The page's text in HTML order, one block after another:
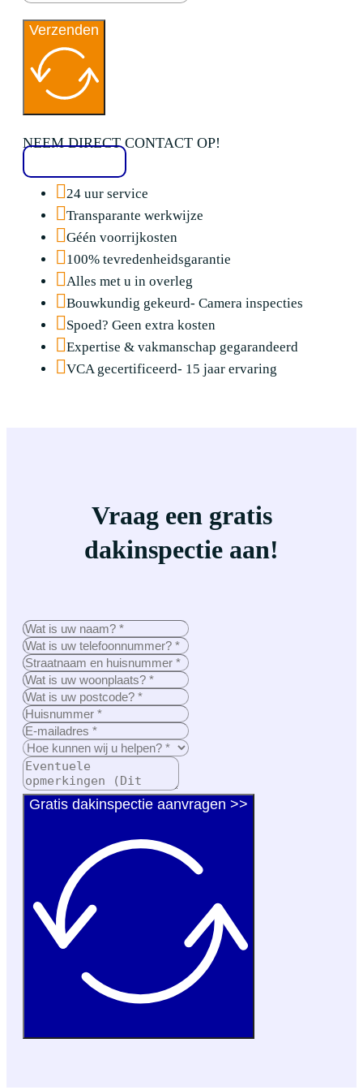
Verzenden
NEEM DIRECT CONTACT OP!
24 uur service
Transparante werkwijze
Géén voorrijkosten
100% tevredenheidsgarantie
Alles met u in overleg
Bouwkundig gekeurd- Camera inspecties
Spoed? Geen extra kosten
Expertise & vakmanschap gegarandeerd
VCA gecertificeerd- 15 jaar ervaring
Vraag een gratis
dakinspectie aan!
Gratis dakinspectie aanvragen >>